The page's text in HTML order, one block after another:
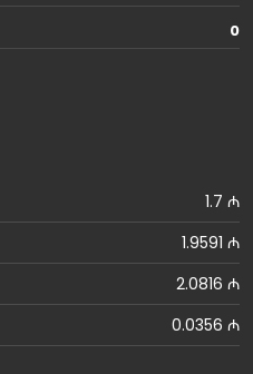
0
1.7 ₼
1.9591 ₼
2.0816 ₼
0.0356 ₼